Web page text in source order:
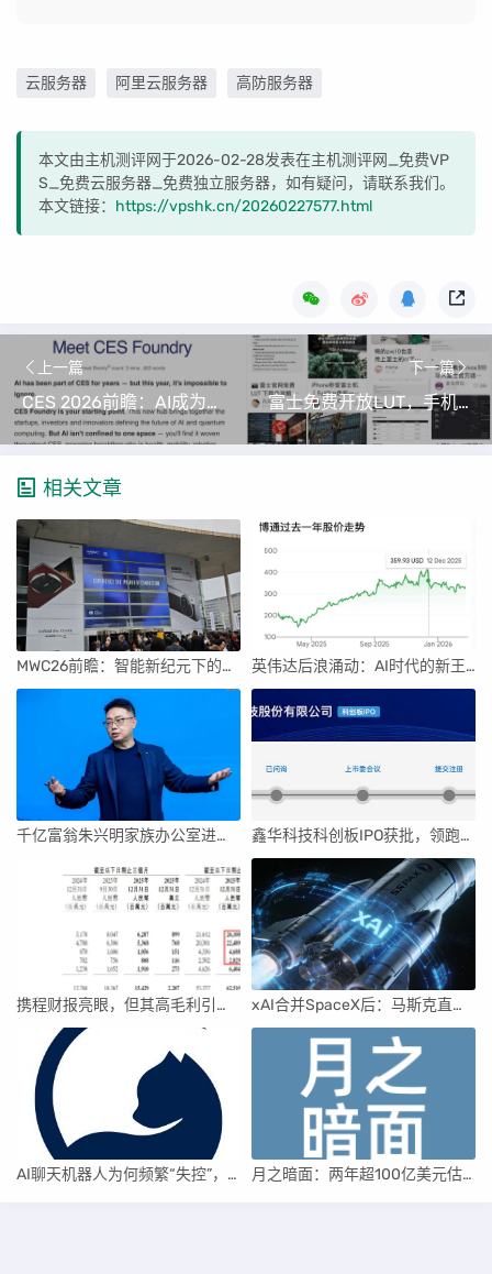
云服务器 阿里云服务器 高防服务器
本文由主机测评网于2026-02-28发表在主机测评网_免费VP
S_免费云服务器_免费独立服务器，如有疑问，请联系我们。
本文链接： https://vpshk.cn/20260227577.html
上一篇
CES 2026前瞻：AI成为绝对焦点，硬件创新迎来全面爆发
下一篇
富士免费开放LUT，手机影像的“模仿”时代结束了？
相关文章
MWC26前瞻：智能新纪元下的科技盛宴 英伟达后浪涌动：AI时代的新王者与隐忧
千亿富翁朱兴明家族办公室进军VC圈 鑫华科技科创板IPO获批，领跑国内半导体材料市场
携程财报亮眼，但其高毛利引发行业争议 xAI合并SpaceX后：马斯克直接介入，团队压力激增
AI聊天机器人为何频繁“失控”，背后原因及解决方案解析 月之暗面：两年超100亿美元估值，K2.5引领AI新纪元